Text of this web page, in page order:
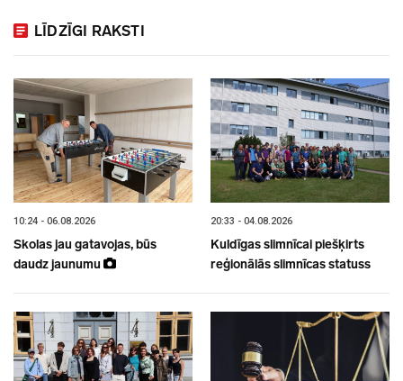
LĪDZĪGI RAKSTI
10:24 - 06.08.2026
Skolas jau gatavojas, būs
daudz jaunumu
20:33 - 04.08.2026
Kuldīgas slimnīcai piešķirts
reģionālās slimnīcas statuss